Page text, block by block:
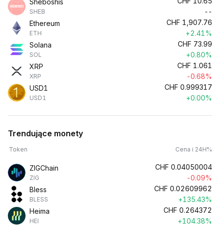
Sheboshis
SHEB
--
Ethereum
ETH
CHF 1,907.76
+2.41%
Solana
SOL
CHF 73.99
+0.80%
XRP
XRP
CHF 1.061
-0.68%
USD1
USD1
CHF 0.999317
+0.00%
Trendujące monety
Token Cena i 24H%
ZIGChain
ZIG
CHF 0.04050004
-0.09%
Bless
BLESS
CHF 0.02609962
+135.43%
Heima
HEI
CHF 0.264372
+104.38%